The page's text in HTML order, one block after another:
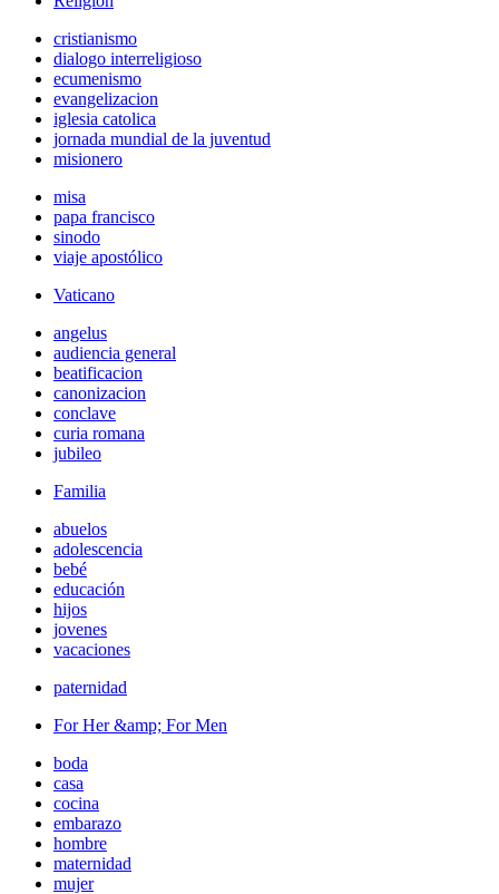
cristianismo
dialogo interreligioso
ecumenismo
evangelizacion
iglesia catolica
jornada mundial de la juventud
misionero
misa
papa francisco
sinodo
viaje apostólico
Vaticano
angelus
audiencia general
beatificacion
canonizacion
conclave
curia romana
jubileo
Familia
abuelos
adolescencia
bebé
educación
hijos
jovenes
vacaciones
paternidad
For Her &amp; For Men
boda
casa
cocina
embarazo
hombre
maternidad
mujer